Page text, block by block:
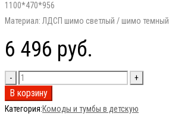
1100*470*956
Материал: ЛДСП шимо светлый / шимо темный
6 496 руб.
В корзину
Категория:Комоды и тумбы в детскую